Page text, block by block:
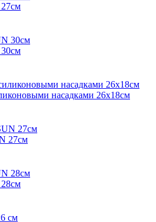
насадками 26х18см
27см